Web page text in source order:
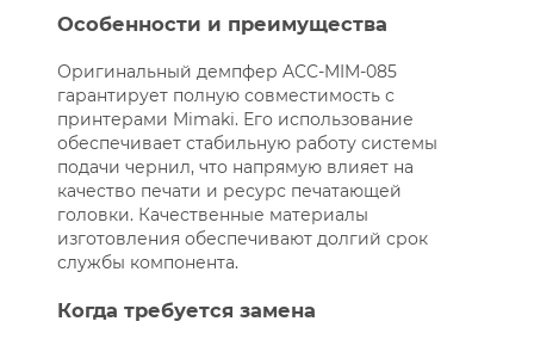
Особенности и преимущества
Оригинальный демпфер ACC-MIM-085
гарантирует полную совместимость с
принтерами Mimaki. Его использование
обеспечивает стабильную работу системы
подачи чернил, что напрямую влияет на
качество печати и ресурс печатающей
головки. Качественные материалы
изготовления обеспечивают долгий срок
службы компонента.
Когда требуется замена